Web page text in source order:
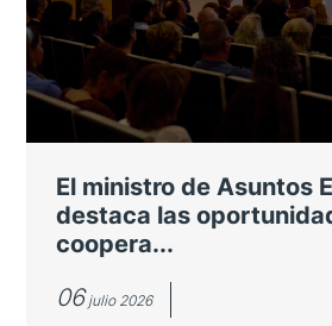
sus avances en
Artificial
Lucas Tesán recibe uno de
Awards del Congreso
Matemática
El ministro de Asuntos
destaca las
coopera...
06 julio 2026